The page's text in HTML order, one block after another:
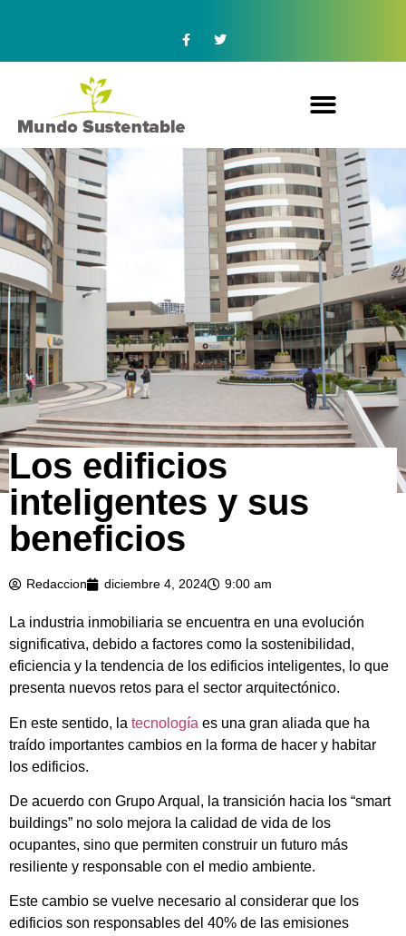
Los edificios
inteligentes y sus
beneficios
Redaccion diciembre 4, 2024 9:00 am
La industria inmobiliaria se encuentra en una evolución
significativa, debido a factores como la sostenibilidad,
eficiencia y la tendencia de los edificios inteligentes, lo que
presenta nuevos retos para el sector arquitectónico.
En este sentido, la tecnología es una gran aliada que ha
traído importantes cambios en la forma de hacer y habitar
los edificios.
De acuerdo con Grupo Arqual, la transición hacia los “smart
buildings” no solo mejora la calidad de vida de los
ocupantes, sino que permiten construir un futuro más
resiliente y responsable con el medio ambiente.
Este cambio se vuelve necesario al considerar que los
edificios son responsables del 40% de las emisiones